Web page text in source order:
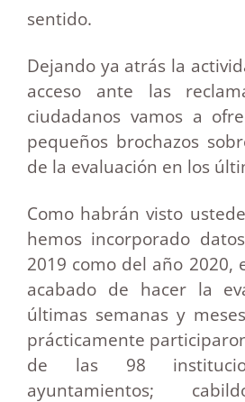
sentido.
Dejando ya atrás la
acceso ante las
ciudadanos vamos a
pequeños brochazos
de la evaluación en los
Como habrán visto
hemos incorporado
2019 como del año 2020,
acabado de hacer la
últimas semanas y
prácticamente
de las 98
ayuntamientos;